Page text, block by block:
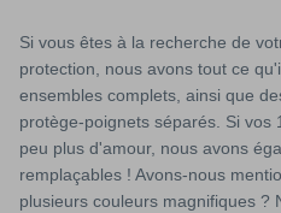
Si vous êtes à la recherche de
protection, nous avons tout ce
ensembles complets, ainsi que
protège-poignets séparés. Si vos
peu plus d'amour, nous avons
remplaçables ! Avons-nous
plusieurs couleurs magnifiques ?